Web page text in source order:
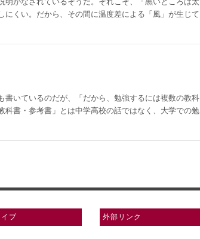
くい。だから、その間に温度差による「風」が生じて
いているのだが、「だから、勉強するには複数の教科
書・参考書」とは中学高校の話ではなく、大学での勉
ブ 外部リンク